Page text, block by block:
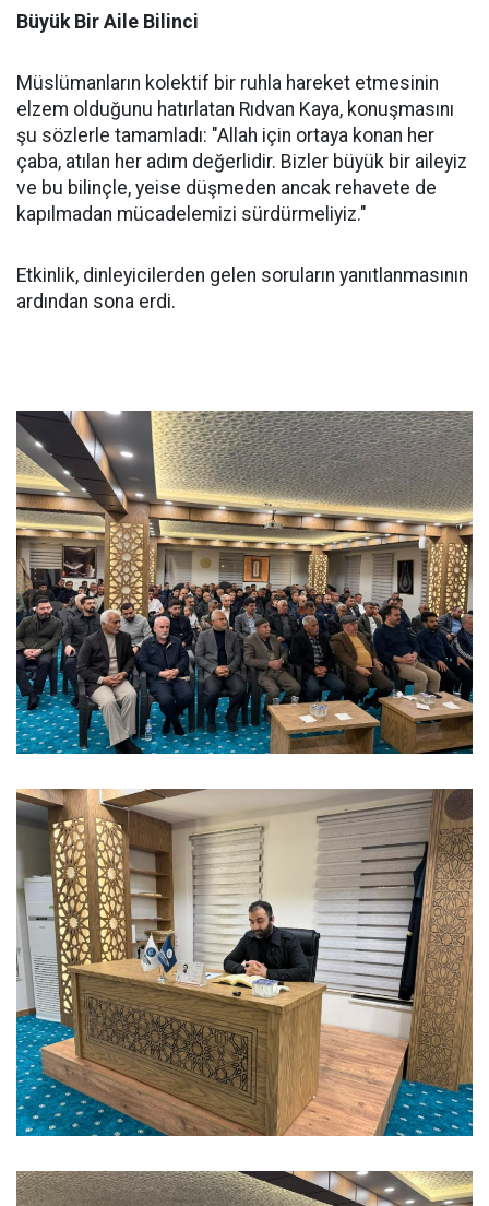
Büyük Bir Aile Bilinci
Müslümanların kolektif bir ruhla hareket etmesinin
elzem olduğunu hatırlatan Rıdvan Kaya, konuşmasını
şu sözlerle tamamladı: "Allah için ortaya konan her
çaba, atılan her adım değerlidir. Bizler büyük bir aileyiz
ve bu bilinçle, yeise düşmeden ancak rehavete de
kapılmadan mücadelemizi sürdürmeliyiz."
Etkinlik, dinleyicilerden gelen soruların yanıtlanmasının
ardından sona erdi.